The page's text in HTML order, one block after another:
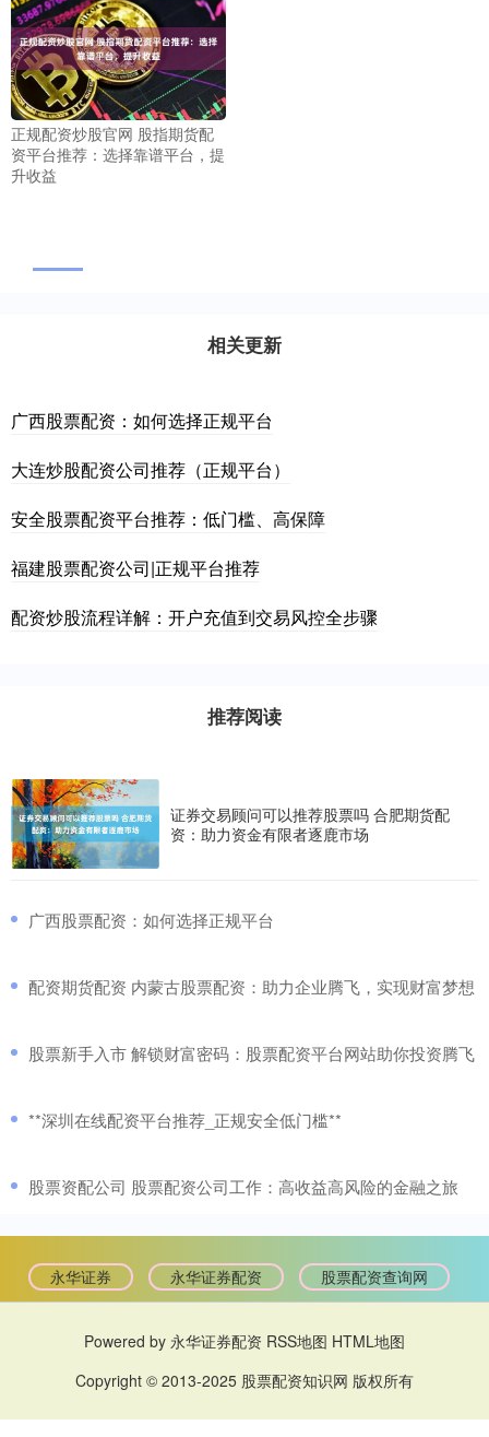
正规配资炒股官网 股指期货配
资平台推荐：选择靠谱平台，提
升收益
相关更新
广西股票配资：如何选择正规平台
大连炒股配资公司推荐（正规平台）
安全股票配资平台推荐：低门槛、高保障
福建股票配资公司|正规平台推荐
配资炒股流程详解：开户充值到交易风控全步骤
推荐阅读
证券交易顾问可以推荐股票吗 合肥期货配
资：助力资金有限者逐鹿市场
​广西股票配资：如何选择正规平台
​配资期货配资 内蒙古股票配资：助力企业腾飞，实现财富梦想
​股票新手入市 解锁财富密码：股票配资平台网站助你投资腾飞
​**深圳在线配资平台推荐_正规安全低门槛**
​股票资配公司 股票配资公司工作：高收益高风险的金融之旅
永华证券 永华证券配资 股票配资查询网
Powered by 永华证券配资 RSS地图 HTML地图
Copyright © 2013-2025 股票配资知识网 版权所有